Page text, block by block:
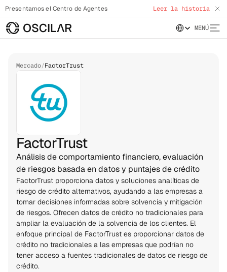
Presentamos el Centro de Agentes Leer la historia
Select Language
MENÚ
Mercado/FactorTrust
FactorTrust
Análisis de comportamiento financiero, evaluación
de riesgos basada en datos y puntajes de crédito
FactorTrust proporciona datos y soluciones analíticas de
riesgo de crédito alternativos, ayudando a las empresas a
tomar decisiones informadas sobre solvencia y mitigación
de riesgos. Ofrecen datos de crédito no tradicionales para
ampliar la evaluación de la solvencia de los clientes. El
enfoque principal de FactorTrust es proporcionar datos de
crédito no tradicionales a las empresas que podrían no
tener acceso a fuentes tradicionales de datos de riesgo de
crédito.